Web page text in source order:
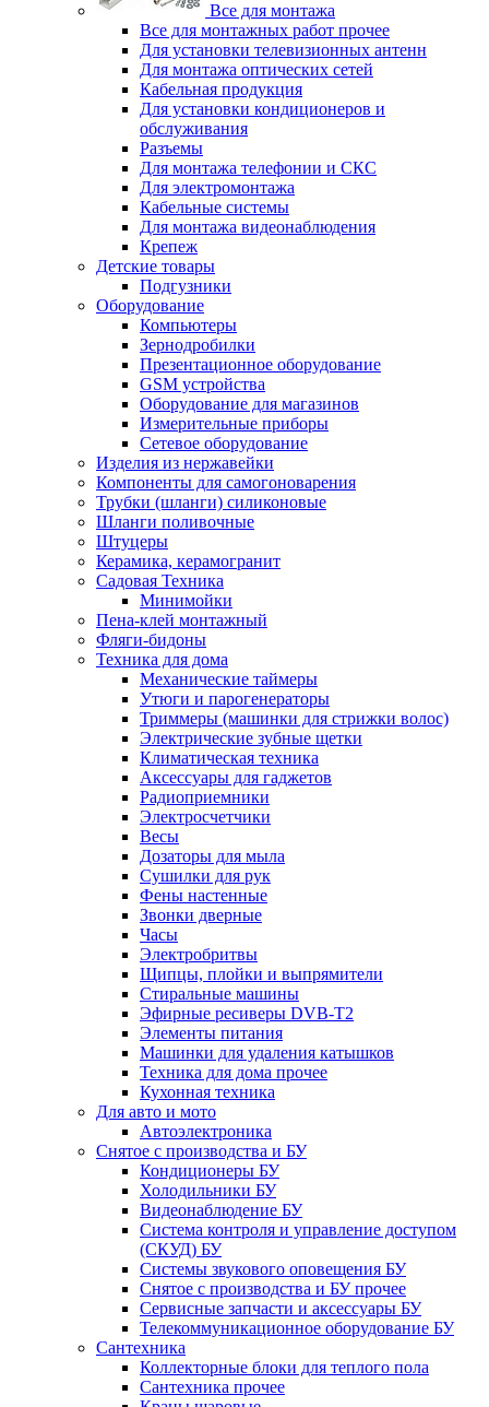
Все для монтажа
Все для монтажных работ прочее
Для установки телевизионных антенн
Для монтажа оптических сетей
Кабельная продукция
Для установки кондиционеров и
обслуживания
Разъемы
Для монтажа телефонии и СКС
Для электромонтажа
Кабельные системы
Для монтажа видеонаблюдения
Крепеж
Детские товары
Подгузники
Оборудование
Компьютеры
Зернодробилки
Презентационное оборудование
GSM устройства
Оборудование для магазинов
Измерительные приборы
Сетевое оборудование
Изделия из нержавейки
Компоненты для самогоноварения
Трубки (шланги) силиконовые
Шланги поливочные
Штуцеры
Керамика, керамогранит
Садовая Техника
Минимойки
Пена-клей монтажный
Фляги-бидоны
Техника для дома
Механические таймеры
Утюги и парогенераторы
Триммеры (машинки для стрижки волос)
Электрические зубные щетки
Климатическая техника
Аксессуары для гаджетов
Радиоприемники
Электросчетчики
Весы
Дозаторы для мыла
Сушилки для рук
Фены настенные
Звонки дверные
Часы
Электробритвы
Щипцы, плойки и выпрямители
Стиральные машины
Эфирные ресиверы DVB-T2
Элементы питания
Машинки для удаления катышков
Техника для дома прочее
Кухонная техника
Для авто и мото
Автоэлектроника
Снятое с производства и БУ
Кондиционеры БУ
Холодильники БУ
Видеонаблюдение БУ
Система контроля и управление доступом
(СКУД) БУ
Системы звукового оповещения БУ
Снятое с производства и БУ прочее
Сервисные запчасти и аксессуары БУ
Телекоммуникационное оборудование БУ
Сантехника
Коллекторные блоки для теплого пола
Сантехника прочее